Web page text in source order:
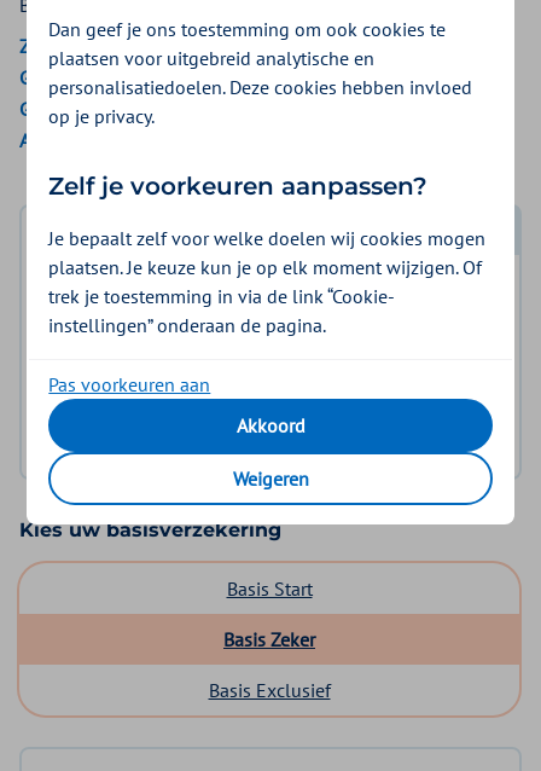
Bekijk de vergoedingen van:
ZieZo
Gemeenten Optimaal
Gemeente Amsterdam
Aon Vitaal
Log in met DigiD
Log in en bekijk welke vergoeding en voorwaarden
voor u gelden.
Log in met DigiD
Geen DigiD?
Kies uw basisverzekering
Basis Start
Basis Zeker
Basis Exclusief
Dan geef je ons toestemming om ook cookies te
plaatsen voor uitgebreid analytische en
personalisatiedoelen. Deze cookies hebben invloed
op je privacy.
Zelf je voorkeuren aanpassen?
Je bepaalt zelf voor welke doelen wij cookies mogen
plaatsen. Je keuze kun je op elk moment wijzigen. Of
trek je toestemming in via de link “Cookie-
instellingen” onderaan de pagina.
Pas voorkeuren aan
Akkoord
Weigeren